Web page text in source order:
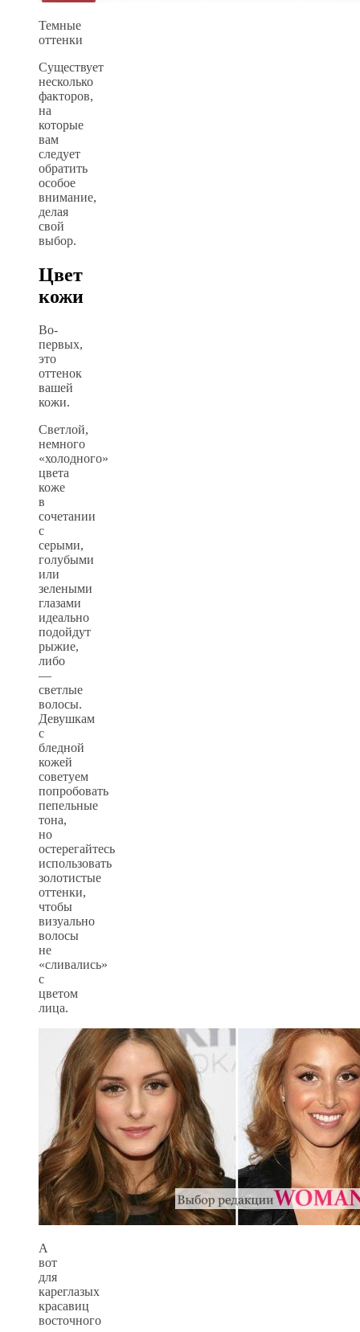
Темные
оттенки
Существует
несколько
факторов,
на
которые
вам
следует
обратить
особое
внимание,
делая
свой
выбор.
Цвет
кожи
Во-
первых,
это
оттенок
вашей
кожи.
Светлой,
немного
«холодного»
цвета
коже
в
сочетании
с
серыми,
голубыми
или
зелеными
глазами
идеально
подойдут
рыжие,
либо
—
светлые
волосы.
Девушкам
с
бледной
кожей
советуем
попробовать
пепельные
тона,
но
остерегайтесь
использовать
золотистые
оттенки,
чтобы
визуально
волосы
не
«сливались»
с
цветом
лица.
А
вот
для
кареглазых
красавиц
восточного